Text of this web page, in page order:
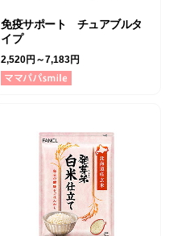
免疫サポート チュアブルタ
イプ
2,520円～7,183円